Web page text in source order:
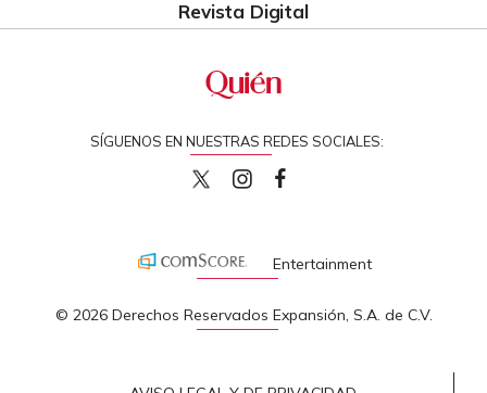
Revista Digital
SÍGUENOS EN NUESTRAS REDES SOCIALES:
quiencom
Entertainment
© 2026 Derechos Reservados Expansión, S.A. de C.V.